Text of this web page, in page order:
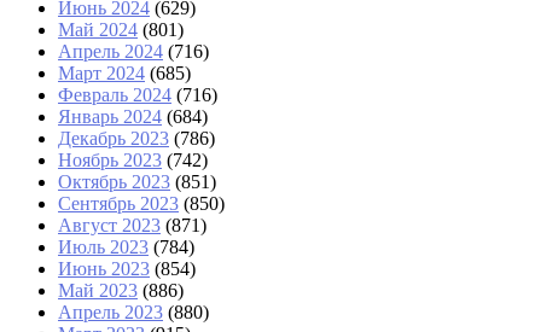
Июнь 2024 (629)
Май 2024 (801)
Апрель 2024 (716)
Март 2024 (685)
Февраль 2024 (716)
Январь 2024 (684)
Декабрь 2023 (786)
Ноябрь 2023 (742)
Октябрь 2023 (851)
Сентябрь 2023 (850)
Август 2023 (871)
Июль 2023 (784)
Июнь 2023 (854)
Май 2023 (886)
Апрель 2023 (880)